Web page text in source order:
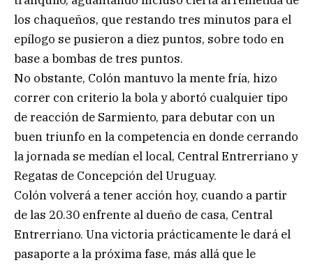
los chaqueños, que restando tres minutos para el
epílogo se pusieron a diez puntos, sobre todo en
base a bombas de tres puntos.
No obstante, Colón mantuvo la mente fría, hizo
correr con criterio la bola y abortó cualquier tipo
de reacción de Sarmiento, para debutar con un
buen triunfo en la competencia en donde cerrando
la jornada se medían el local, Central Entrerriano y
Regatas de Concepción del Uruguay.
Colón volverá a tener acción hoy, cuando a partir
de las 20.30 enfrente al dueño de casa, Central
Entrerriano. Una victoria prácticamente le dará el
pasaporte a la próxima fase, más allá que le